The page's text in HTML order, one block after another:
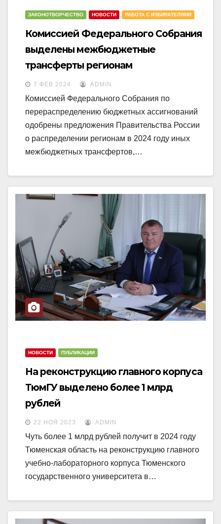
ЗАКОНОТВОРЧЕСТВО НОВОСТИ РАБОТА С ИЗБИРАТЕЛЯМИ
Комиссией Федерального Собрания
выделены межбюджетные
трансферты регионам
7 ФЕВ 2024 ADMIN
Комиссией Федерального Собрания по
перераспределению бюджетных ассигнований
одобрены предложения Правительства России
о распределении регионам в 2024 году иных
межбюджетных трансфертов,…
НОВОСТИ ПУБЛИКАЦИИ
На реконструкцию главного корпуса
ТюмГУ выделено более 1 млрд
рублей
22 НОЯ 2023 ADMIN
Чуть более 1 млрд рублей получит в 2024 году
Тюменская область на реконструкцию главного
учебно-лабораторного корпуса Тюменского
государственного университета в…